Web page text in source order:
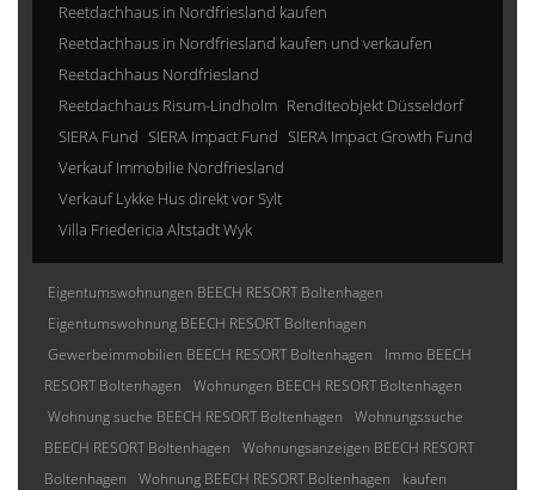
Reetdachhaus in Nordfriesland kaufen
Reetdachhaus in Nordfriesland kaufen und verkaufen
Reetdachhaus Nordfriesland
Reetdachhaus Risum-Lindholm Renditeobjekt Düsseldorf
SIERA Fund SIERA Impact Fund SIERA Impact Growth Fund
Verkauf Immobilie Nordfriesland
Verkauf Lykke Hus direkt vor Sylt
Villa Friedericia Altstadt Wyk
Eigentumswohnungen BEECH RESORT Boltenhagen
Eigentumswohnung BEECH RESORT Boltenhagen
Gewerbeimmobilien BEECH RESORT Boltenhagen
Immo BEECH
RESORT Boltenhagen
Wohnungen BEECH RESORT Boltenhagen
Wohnung suche BEECH RESORT Boltenhagen
Wohnungssuche
BEECH RESORT Boltenhagen
Wohnungsanzeigen BEECH RESORT
Boltenhagen
Wohnung BEECH RESORT Boltenhagen
kaufen